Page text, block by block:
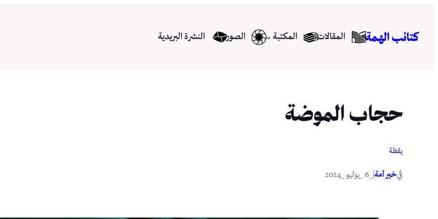
المحتوىكتائب الهمة المقالات المكتبة الصور النشرة البريدية
حجاب الموضة
يقظة
فيخير أمة